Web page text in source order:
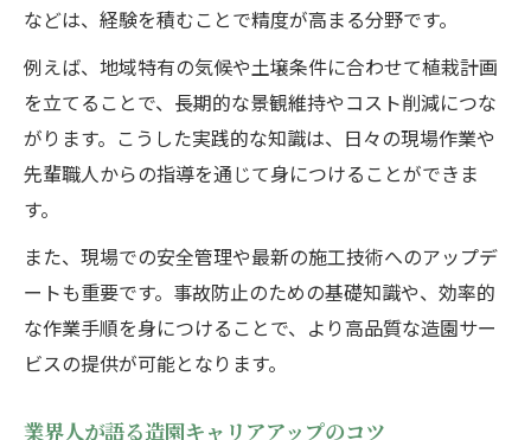
などは、経験を積むことで精度が高まる分野です。
例えば、地域特有の気候や土壌条件に合わせて植栽計画
を立てることで、長期的な景観維持やコスト削減につな
がります。こうした実践的な知識は、日々の現場作業や
先輩職人からの指導を通じて身につけることができま
す。
また、現場での安全管理や最新の施工技術へのアップデ
ートも重要です。事故防止のための基礎知識や、効率的
な作業手順を身につけることで、より高品質な造園サー
ビスの提供が可能となります。
業界人が語る造園キャリアアップのコツ